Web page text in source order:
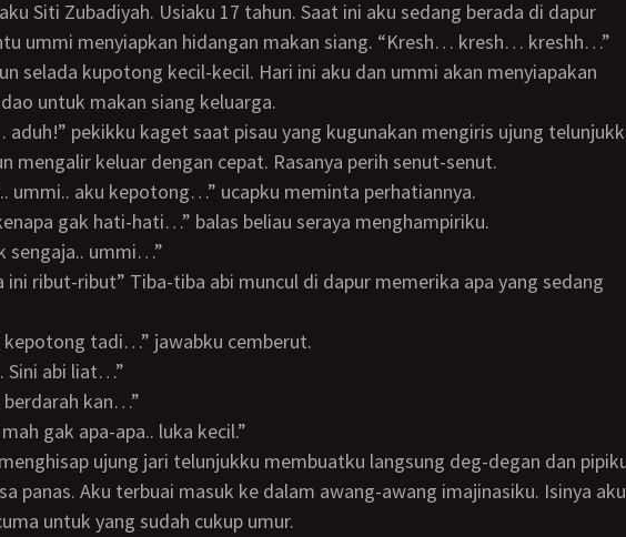
ummi menyiapkan hidangan makan siang. “Kresh… kresh… kreshh…”
selada kupotong kecil-kecil. Hari ini aku dan ummi akan menyiapakan
untuk makan siang keluarga.
mengalir keluar dengan cepat. Rasanya perih senut-senut.
ummi.. aku kepotong…” ucapku meminta perhatiannya.
kenapa gak hati-hati…” balas beliau seraya menghampiriku.
sengaja.. ummi…”
kepotong tadi…” jawabku cemberut.
Sini abi liat…”
berdarah kan…”
mah gak apa-apa.. luka kecil.”
panas. Aku terbuai masuk ke dalam awang-awang imajinasiku. Isinya aku
untuk yang sudah cukup umur.